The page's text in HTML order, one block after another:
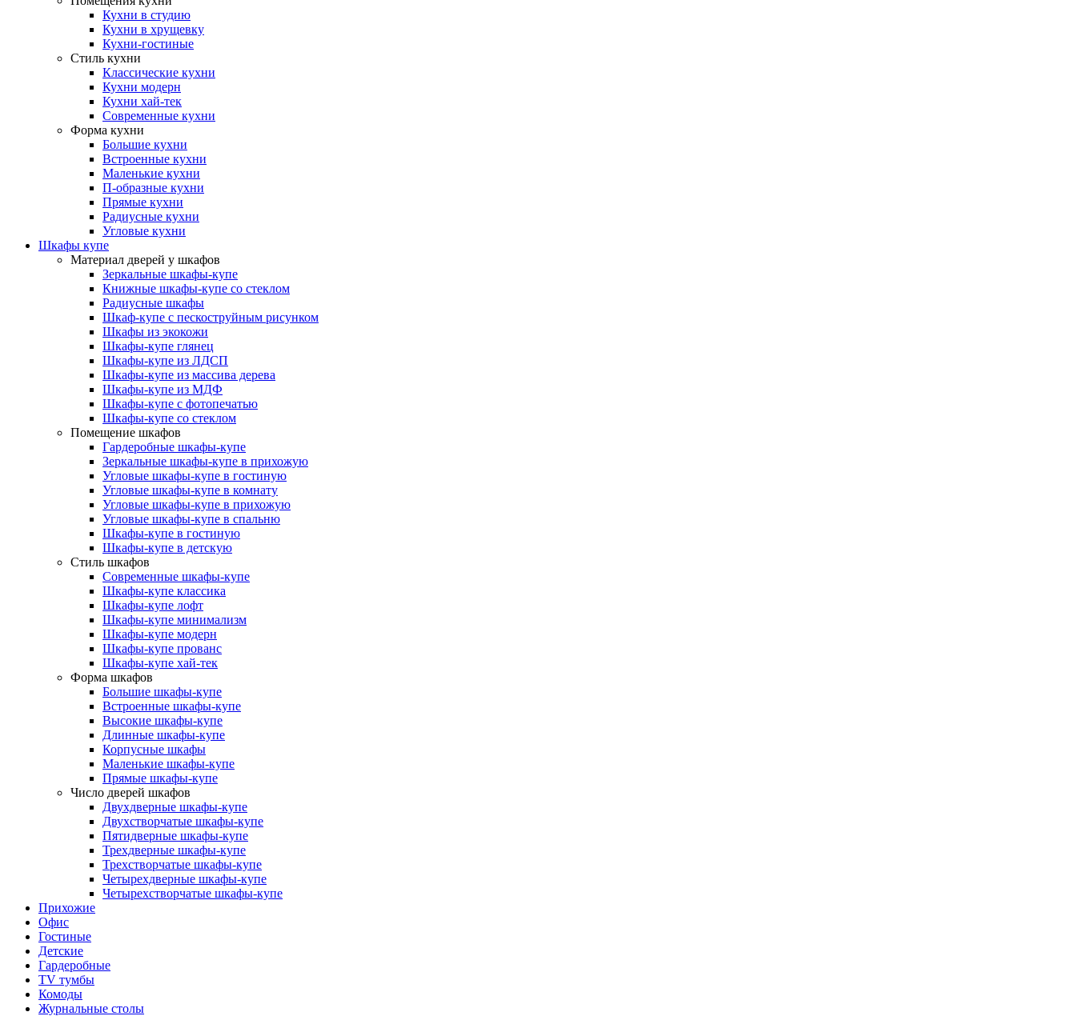
Кухни в студию
Кухни в хрущевку
Кухни-гостиные
Стиль кухни
Классические кухни
Кухни модерн
Кухни хай-тек
Современные кухни
Форма кухни
Большие кухни
Встроенные кухни
Маленькие кухни
П-образные кухни
Прямые кухни
Радиусные кухни
Угловые кухни
Шкафы купе
Материал дверей у шкафов
Зеркальные шкафы-купе
Книжные шкафы-купе со стеклом
Радиусные шкафы
Шкаф-купе с пескоструйным рисунком
Шкафы из экокожи
Шкафы-купе глянец
Шкафы-купе из ЛДСП
Шкафы-купе из массива дерева
Шкафы-купе из МДФ
Шкафы-купе с фотопечатью
Шкафы-купе со стеклом
Помещение шкафов
Гардеробные шкафы-купе
Зеркальные шкафы-купе в прихожую
Угловые шкафы-купе в гостиную
Угловые шкафы-купе в комнату
Угловые шкафы-купе в прихожую
Угловые шкафы-купе в спальню
Шкафы-купе в гостиную
Шкафы-купе в детскую
Стиль шкафов
Современные шкафы-купе
Шкафы-купе классика
Шкафы-купе лофт
Шкафы-купе минимализм
Шкафы-купе модерн
Шкафы-купе прованс
Шкафы-купе хай-тек
Форма шкафов
Большие шкафы-купе
Встроенные шкафы-купе
Высокие шкафы-купе
Длинные шкафы-купе
Корпусные шкафы
Маленькие шкафы-купе
Прямые шкафы-купе
Число дверей шкафов
Двухдверные шкафы-купе
Двухстворчатые шкафы-купе
Пятидверные шкафы-купе
Трехдверные шкафы-купе
Трехстворчатые шкафы-купе
Четырехдверные шкафы-купе
Четырехстворчатые шкафы-купе
Прихожие
Офис
Гостиные
Детские
Гардеробные
TV тумбы
Комоды
Журнальные столы